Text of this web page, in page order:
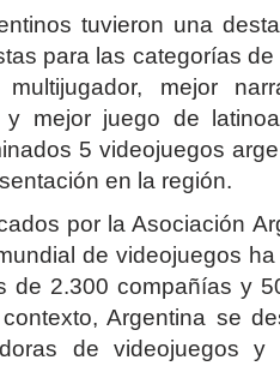
tuvieron una
para las categorías
mejor
y mejor juego de
5 videojuegos
en la región.
por la Asociación
de videojuegos
de 2.300 compañías y
Argentina se
de videojuegos